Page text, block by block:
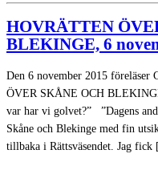
HOVRÄTTEN
BLEKINGE, 6
Den 6 november 2015
ÖVER SKÅNE OCH
var har vi golvet?” ”Dagens
Skåne och Blekinge med fin
tillbaka i Rättsväsendet. Jag